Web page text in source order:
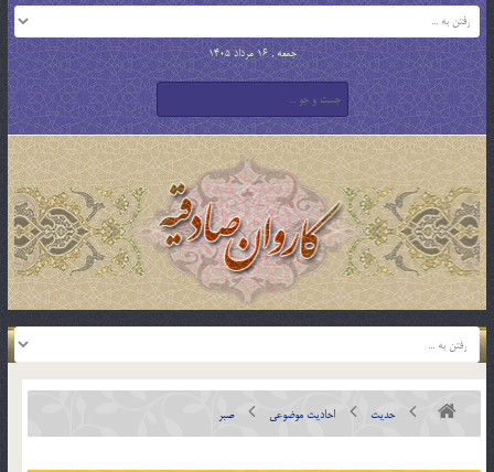
جمعه , 16 مرداد 1405
حدیث احادیث موضوعی صبر